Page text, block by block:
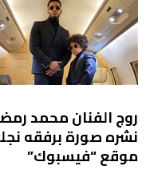
روج الفنان محمد
نشره صورة برفقه
موقع “فيسبوك”